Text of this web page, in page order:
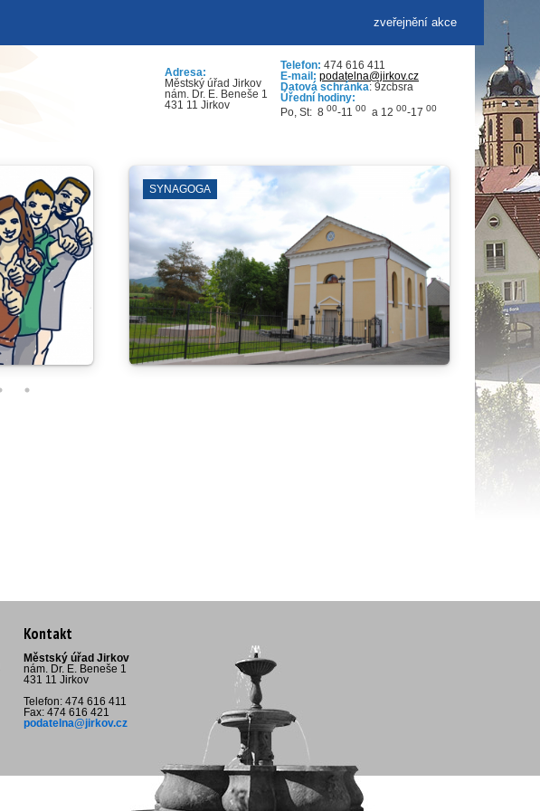
zveřejnění akce
Adresa:
Městský úřad Jirkov
nám. Dr. E. Beneše 1
431 11 Jirkov
Telefon: 474 616 411
E-mail: podatelna@jirkov.cz
Datová schránka: 9zcbsra
Úřední hodiny:
Po, St: 8 00-11 00 a 12 00-17 00
SYNAGOGA JIRKOVSKÉ DIVADLO
Kontakt
Městský úřad Jirkov
nám. Dr. E. Beneše 1
431 11 Jirkov
Telefon: 474 616 411
Fax: 474 616 421
podatelna@jirkov.cz